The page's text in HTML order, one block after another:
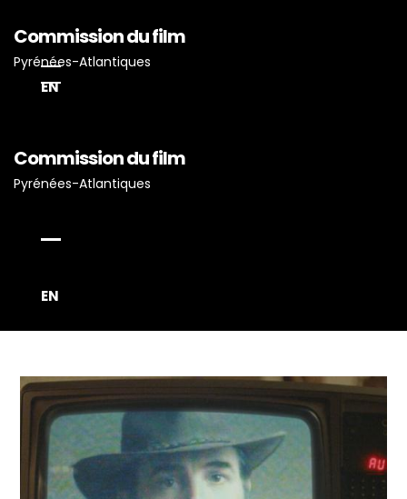
Commission du film
Pyrénées-Atlantiques
EN
Commission du film
Pyrénées-Atlantiques
EN
Accueil
Actualités